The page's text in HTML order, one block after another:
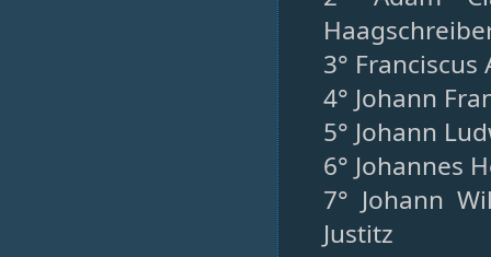
3°
4° Johann
5° Johann
6° Johannes
7° Johann
Justitz